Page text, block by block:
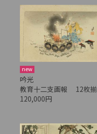
new
吟光
教育十二支画報 12枚揃
120,000円